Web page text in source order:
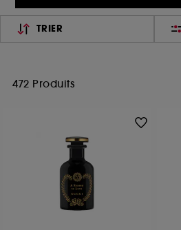
TRIER
472 Produits